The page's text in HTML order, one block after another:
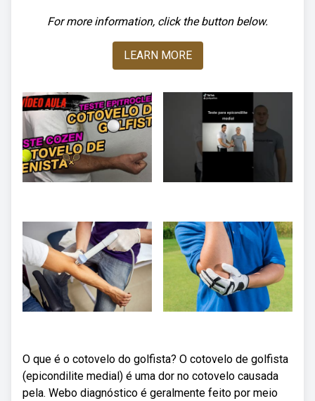
For more information, click the button below.
LEARN MORE
O que é o cotovelo do golfista? O cotovelo de golfista
(epicondilite medial) é uma dor no cotovelo causada
pela. Webo diagnóstico é geralmente feito por meio